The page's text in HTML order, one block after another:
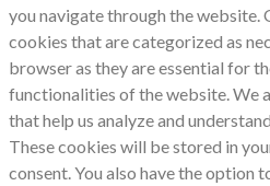
you navigate through the website.
cookies that are categorized as
browser as they are essential for
functionalities of the website. We
that help us analyze and
These cookies will be stored in
consent. You also have the option